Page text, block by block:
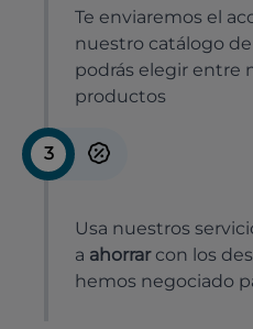
Te enviaremos el
nuestro catálogo
podrás elegir entre
productos
3
Usa nuestros
a ahorrar con los
hemos negociado